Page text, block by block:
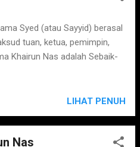
Syed (atau Sayyid) berasal
tuan, ketua, pemimpin,
Khairun Nas adalah Sebaik-
LIHAT PENUH
Nas